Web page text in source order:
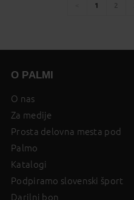
You're
1
page
2
O PALMI
O nas
Za medije
Prosta delovna mesta pod
Palmo
Katalogi
Podpiramo slovenski šport
Darilni bon